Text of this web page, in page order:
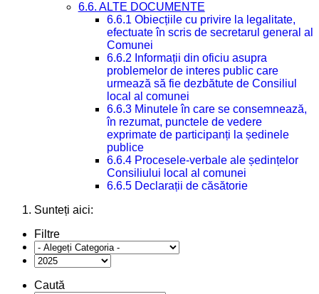
6.6. ALTE DOCUMENTE
6.6.1 Obiecțiile cu privire la legalitate,
efectuate în scris de secretarul general al
Comunei
6.6.2 Informații din oficiu asupra
problemelor de interes public care
urmează să fie dezbătute de Consiliul
local al comunei
6.6.3 Minutele în care se consemnează,
în rezumat, punctele de vedere
exprimate de participanți la ședinele
publice
6.6.4 Procesele-verbale ale ședințelor
Consiliului local al comunei
6.6.5 Declarații de căsătorie
Sunteți aici:
Filtre
Caută